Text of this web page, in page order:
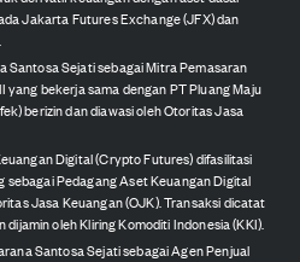
Jakarta Futures Exchange (JFX) dan
Santosa Sejati sebagai Mitra Pemasaran
bekerja sama dengan PT Pluang Maju
berizin dan diawasi oleh Otoritas Jasa
Digital (Crypto Futures) difasilitasi
sebagai Pedagang Aset Keuangan Digital
Jasa Keuangan (OJK). Transaksi dicatat
dijamin oleh Kliring Komoditi Indonesia (KKI).
Santosa Sejati sebagai Agen Penjual